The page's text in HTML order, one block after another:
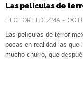
Las películas de
HÉCTOR LEDEZMA
Las películas de terror
pocas en realidad las que
mucho churro, que